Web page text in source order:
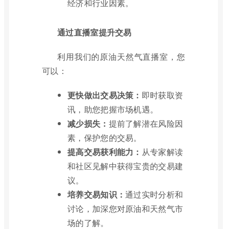
经济和行业因素。
通过直播室提升交易
利用我们的原油天然气直播室，您
可以：
更快做出交易决策： 即时获取资
讯，助您把握市场机遇。
减少损失： 提前了解潜在风险因
素，保护您的交易。
提高交易获利能力： 从专家解读
和社区见解中获得宝贵的交易建
议。
培养交易知识：通过实时分析和
讨论，加深您对原油和天然气市
场的了解。